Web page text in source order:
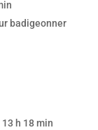
badigeonner
h 18 min